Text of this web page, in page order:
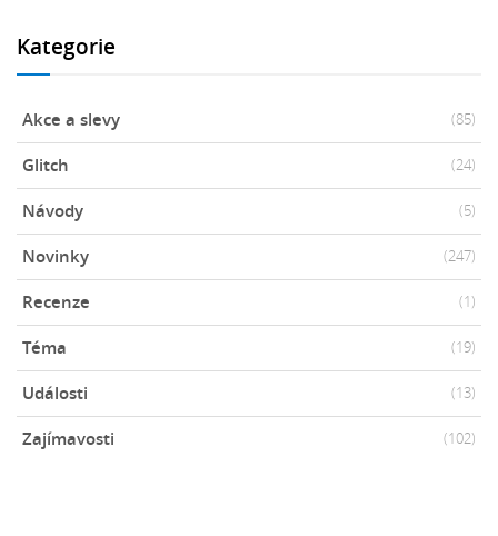
Kategorie
Akce a slevy (85)
Glitch (24)
Návody (5)
Novinky (247)
Recenze (1)
Téma (19)
Události (13)
Zajímavosti (102)